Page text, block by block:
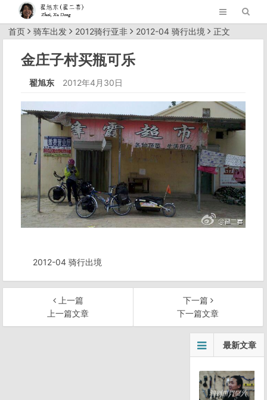
首页 骑车出发 2012骑行亚非 2012-04 骑行出境 正文
金庄子村买瓶可乐
翟旭东 2012年4月30日
2012-04 骑行出境
上一篇
上一篇文章
下一篇
下一篇文章
最新文章